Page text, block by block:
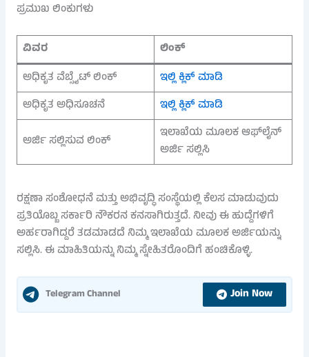
ಪ್ರಮುಖ ಲಿಂಕುಗಳು
ವಿವರ
ಲಿಂಕ್
ಅಧಿಕೃತ ವೆಬ್ಸೈಟ್ ಲಿಂಕ್
ಇಲ್ಲಿ ಕ್ಲಿಕ್ ಮಾಡಿ
ಅಧಿಕೃತ ಅಧಿಸೂಚನೆ
ಇಲ್ಲಿ ಕ್ಲಿಕ್ ಮಾಡಿ
ಅರ್ಜಿ ಸಲ್ಲಿಸುವ ಲಿಂಕ್
ಇಲಾಖೆಯ ಮೂಲಕ ಆಫ್‌ಲೈನ್
ಅರ್ಜಿ ಸಲ್ಲಿಸಿ
ರಕ್ಷಣಾ ಸಂಶೋಧನೆ ಮತ್ತು ಅಭಿವೃದ್ಧಿ ಸಂಸ್ಥೆಯಲ್ಲಿ ಕೆಲಸ ಮಾಡುವುದು
ಪ್ರತಿಯೊಬ್ಬ ಸರ್ಕಾರಿ ನೌಕರನ ಕನಸಾಗಿರುತ್ತದೆ. ನೀವು ಈ ಹುದ್ದೆಗಳಿಗೆ
ಅರ್ಹರಾಗಿದ್ದರೆ ತಡಮಾಡದೆ ನಿಮ್ಮ ಇಲಾಖೆಯ ಮೂಲಕ ಅರ್ಜಿಯನ್ನು
ಸಲ್ಲಿಸಿ. ಈ ಮಾಹಿತಿಯನ್ನು ನಿಮ್ಮ ಸ್ನೇಹಿತರೊಂದಿಗೆ ಹಂಚಿಕೊಳ್ಳಿ.
Telegram Channel Join Now